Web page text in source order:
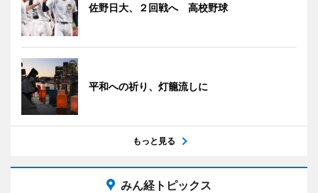
佐野日大、２回戦へ 高校野球
平和への祈り、灯籠流しに
もっと見る
みん経トピックス